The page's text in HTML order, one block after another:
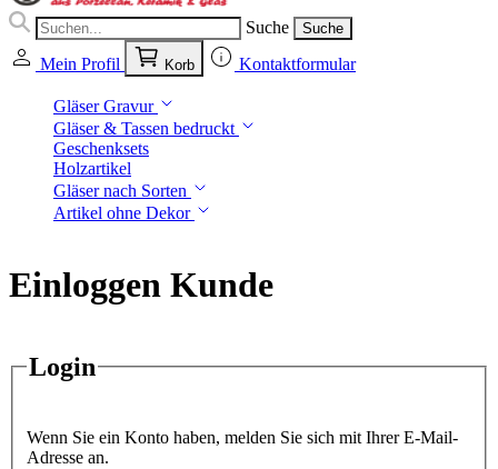
Suche Suche
Mein Profil Korb Kontaktformular
Gläser Gravur
Gläser & Tassen bedruckt
Geschenksets
Holzartikel
Gläser nach Sorten
Artikel ohne Dekor
Einloggen Kunde
Login
Wenn Sie ein Konto haben, melden Sie sich mit Ihrer E-Mail-
Adresse an.